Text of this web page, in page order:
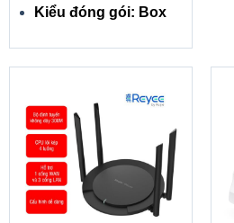
Kiểu đóng gói: Box